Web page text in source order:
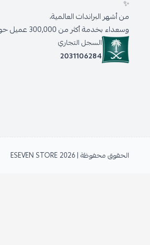
✨
من أشهر البراندات العالمية،
وسعداء بخدمة أكثر من 300,000 عميل حول المملكة.
السجل التجاري
2031106284
الحقوق محفوظة | 2026 ESEVEN STORE